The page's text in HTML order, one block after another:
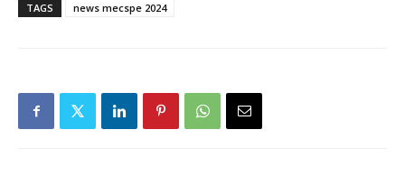
TAGS news mecspe 2024